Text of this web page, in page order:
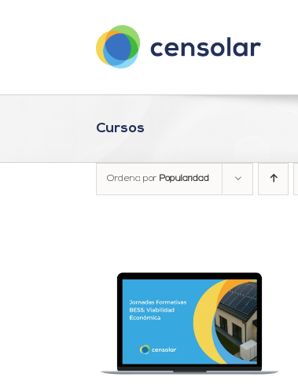
Cursos
Ordena por Popularidad